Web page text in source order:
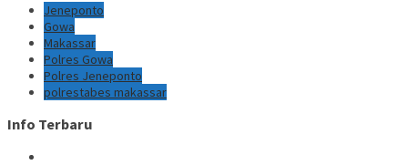
Jeneponto
Gowa
Makassar
Polres Gowa
Polres Jeneponto
polrestabes makassar
Info Terbaru